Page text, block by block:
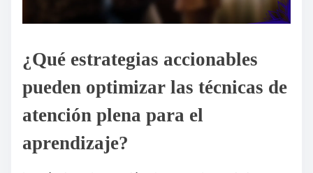
¿Qué estrategias accionables
pueden optimizar las técnicas de
atención plena para el
aprendizaje?